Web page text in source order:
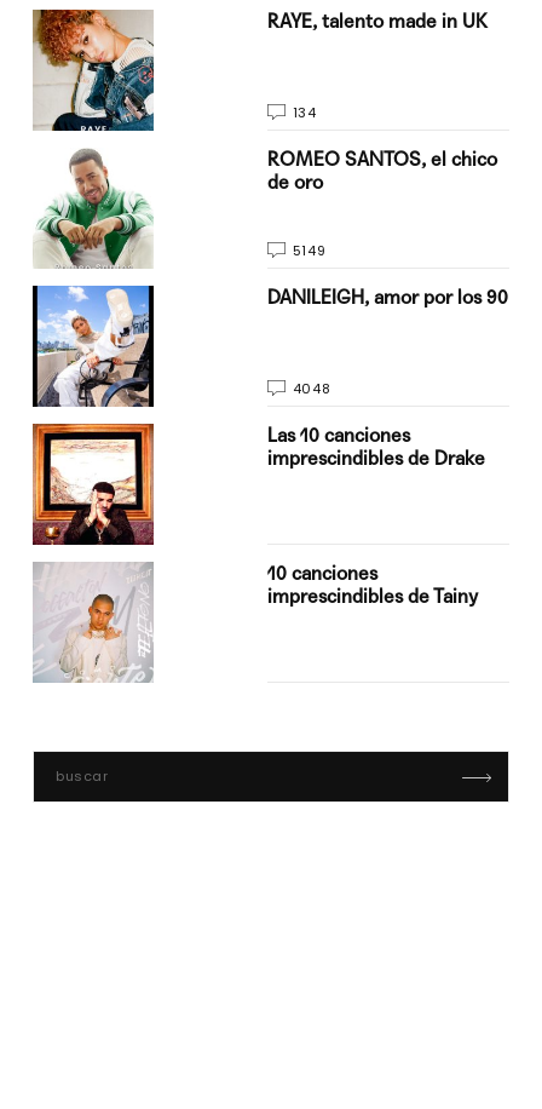
RAYE, talento made in UK
134
ROMEO SANTOS, el chico
de oro
5149
DANILEIGH, amor por los 90
4048
Las 10 canciones
imprescindibles de Drake
10 canciones
imprescindibles de Tainy